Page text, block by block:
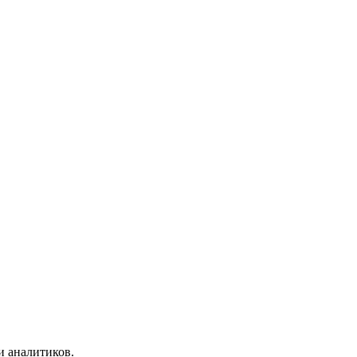
аналитиков.